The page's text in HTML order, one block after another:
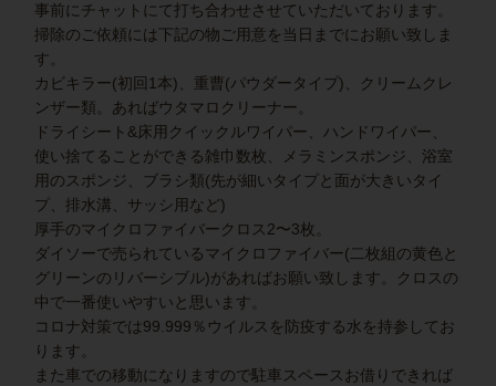
事前にチャットにて打ち合わせさせていただいております。
掃除のご依頼には下記の物ご用意を当日までにお願い致しま
す。
カビキラー(初回1本)、重曹(パウダータイプ)、クリームクレ
ンザー類。あればウタマロクリーナー。
ドライシート&床用クイックルワイパー、ハンドワイパー、
使い捨てることができる雑巾数枚、メラミンスポンジ、浴室
用のスポンジ、ブラシ類(先が細いタイプと面が大きいタイ
プ、排水溝、サッシ用など)
厚手のマイクロファイバークロス2〜3枚。
ダイソーで売られているマイクロファイバー(二枚組の黄色と
グリーンのリバーシブル)があればお願い致します。クロスの
中で一番使いやすいと思います。
コロナ対策では99.999％ウイルスを防疫する水を持参してお
ります。
また車での移動になりますので駐車スペースお借りできれば